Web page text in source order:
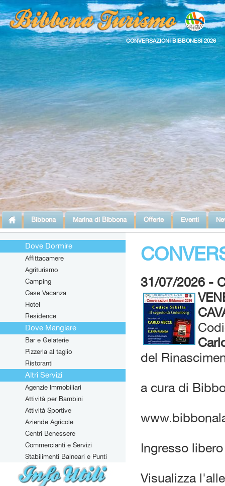
CONVERSAZIONI BIBBONESI 2026
Bibbona Marina di Bibbona Offerte Eventi
Dove Dormire
Affittacamere
Agriturismo
Camping
Case Vacanza
Hotel
Residence
Dove Mangiare
Bar e Gelaterie
Pizzeria al taglio
Ristoranti
Altri Servizi
Agenzie Immobiliari
Attività per Bambini
Attività Sportive
Aziende Agricole
Centri Benessere
Commercianti e Servizi
Stabilimenti Balneari e Punti
Attrezzati
31/07/2026 -
del
a cura di
Ingresso libero
Visualizza